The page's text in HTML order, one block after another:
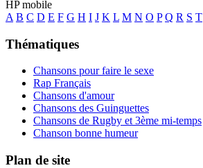
HP mobile
A B C D E F G H I J K L M N O P Q R S T
Thématiques
Chansons pour faire le sexe
Rap Français
Chansons d'amour
Chansons des Guinguettes
Chansons de Rugby et 3ème mi-temps
Chanson bonne humeur
Plan de site